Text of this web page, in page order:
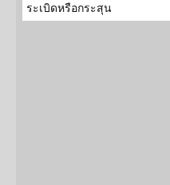
ระเบิดหรือกระสุน